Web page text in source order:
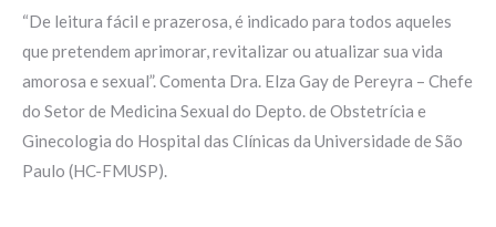
“De leitura fácil e prazerosa, é indicado para todos aqueles
que pretendem aprimorar, revitalizar ou atualizar sua vida
amorosa e sexual”. Comenta Dra. Elza Gay de Pereyra – Chefe
do Setor de Medicina Sexual do Depto. de Obstetrícia e
Ginecologia do Hospital das Clínicas da Universidade de São
Paulo (HC-FMUSP).